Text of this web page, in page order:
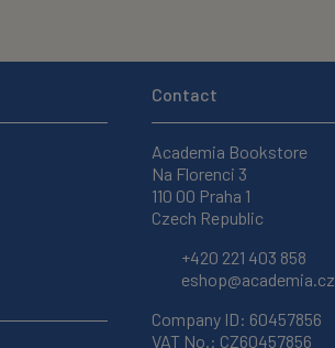
Contact
Academia Bookstore
Na Florenci 3
110 00 Praha 1
Czech Republic
+420 221 403 858
eshop@academia.cz
Company ID: 60457856
VAT No.: CZ60457856